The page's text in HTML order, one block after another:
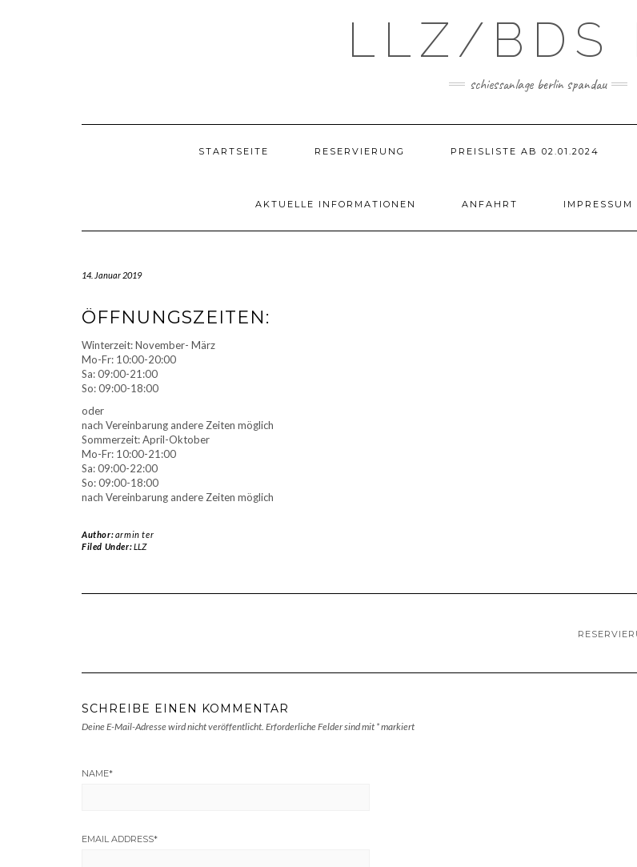
LLZ/BDS
schiessanlage berlin spandau
STARTSEITE RESERVIERUNG PREISLISTE AB 02.01.2024
AKTUELLE INFORMATIONEN ANFAHRT IMPRESSUM
14. Januar 2019
ÖFFNUNGSZEITEN:
Winterzeit: November- März
Mo-Fr: 10:00-20:00
Sa: 09:00-21:00
So: 09:00-18:00
oder
nach Vereinbarung andere Zeiten möglich
Sommerzeit: April-Oktober
Mo-Fr: 10:00-21:00
Sa: 09:00-22:00
So: 09:00-18:00
nach Vereinbarung andere Zeiten möglich
Author:armin ter
Filed Under:LLZ
SCHREIBE EINEN KOMMENTAR
Deine E-Mail-Adresse wird nicht veröffentlicht. Erforderliche Felder sind mit *markiert
NAME*
EMAIL ADDRESS*